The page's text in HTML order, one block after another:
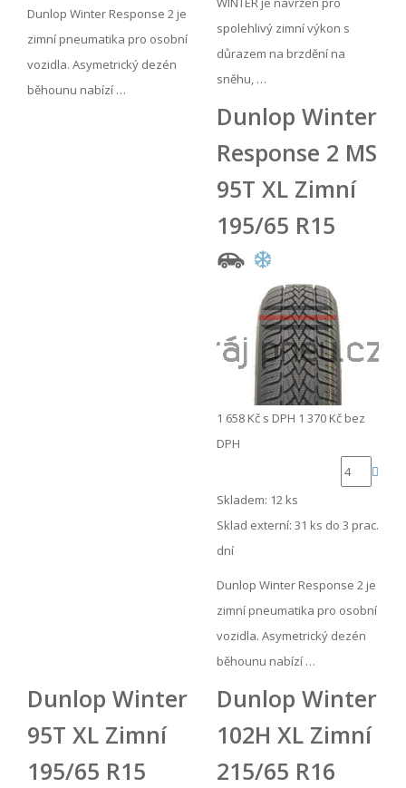
Dunlop Winter Response 2 je
zimní pneumatika pro osobní
vozidla. Asymetrický dezén
běhounu nabízí …
spolehlivý zimní výkon s
důrazem na brzdění na
sněhu, …
Dunlop Winter
Response 2 MS
95T XL Zimní
195/65 R15
1 658 Kč s DPH 1 370 Kč bez
DPH
Skladem: 12 ks
Sklad externí: 31 ks do 3 prac.
dní
Dunlop Winter Response 2 je
zimní pneumatika pro osobní
vozidla. Asymetrický dezén
běhounu nabízí …
Dunlop Winter
95T XL Zimní
195/65 R15
Dunlop Winter
102H XL Zimní
215/65 R16